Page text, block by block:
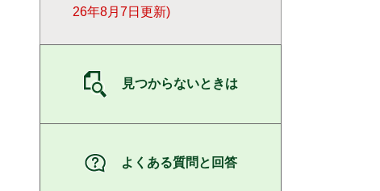
26年8月7日更新
見つからないときは
よくある質問と回答